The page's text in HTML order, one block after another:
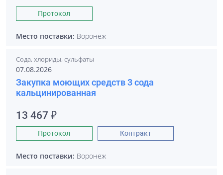
Протокол
Место поставки: Воронеж
Сода, хлориды, сульфаты
07.08.2026
Закупка моющих средств 3 сода
кальцинированная
13 467 ₽
Протокол Контракт
Место поставки: Воронеж